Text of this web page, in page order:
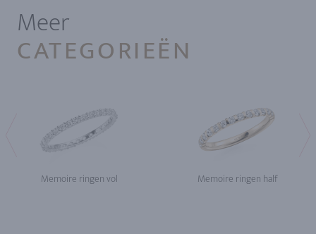
Meer
CATEGORIEËN
Memoire ringen vol Memoire ringen half